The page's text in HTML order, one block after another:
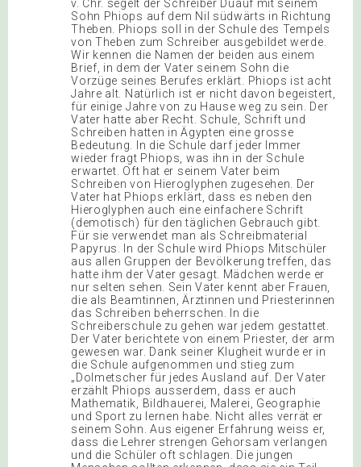
v. Chr. segelt der Schreiber Duauf mit seinem
Sohn Phiops auf dem Nil südwärts in Richtung
Theben. Phiops soll in der Schule des Tempels
von Theben zum Schreiber ausgebildet werde.
Wir kennen die Namen der beiden aus einem
Brief, in dem der Vater seinem Sohn die
Vorzüge seines Berufes erklärt. Phiops ist acht
Jahre alt. Natürlich ist er nicht davon begeistert,
für einige Jahre von zu Hause weg zu sein. Der
Vater hatte aber Recht. Schule, Schrift und
Schreiben hatten in Ägypten eine grosse
Bedeutung. In die Schule darf jeder Immer
wieder fragt Phiops, was ihn in der Schule
erwartet. Oft hat er seinem Vater beim
Schreiben von Hieroglyphen zugesehen. Der
Vater hat Phiops erklärt, dass es neben den
Hieroglyphen auch eine einfachere Schrift
(demotisch) für den täglichen Gebrauch gibt.
Für sie verwendet man als Schreibmaterial
Papyrus. In der Schule wird Phiops Mitschüler
aus allen Gruppen der Bevölkerung treffen, das
hatte ihm der Vater gesagt. Mädchen werde er
nur selten sehen. Sein Vater kennt aber Frauen,
die als Beamtinnen, Ärztinnen und Priesterinnen
das Schreiben beherrschen. In die
Schreiberschule zu gehen war jedem gestattet.
Der Vater berichtete von einem Priester, der arm
gewesen war. Dank seiner Klugheit wurde er in
die Schule aufgenommen und stieg zum
„Dolmetscher für jedes Ausland auf. Der Vater
erzählt Phiops ausserdem, dass er auch
Mathematik, Bildhauerei, Malerei, Geographie
und Sport zu lernen habe. Nicht alles verrät er
seinem Sohn. Aus eigener Erfahrung weiss er,
dass die Lehrer strengen Gehorsam verlangen
und die Schüler oft schlagen. Die jungen